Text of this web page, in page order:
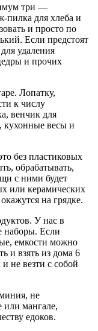
три —
пилка для хлеба и
и просто по
Если предстоят
удаления
и прочих
Лопатку,
к числу
венчик для
кухонные весы и
без пластиковых
обрабатывать,
с ними будет
или керамических
на грядке.
У нас в
наборы. Если
емкости можно
и взять из дома 6
не везти с собой
не
или мангале,
едоков.